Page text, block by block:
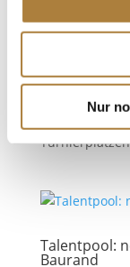
Nur
Für wen sich
erfüllt Vier
und jetzt ist
Finalisten für
Talentpool:
Baurand